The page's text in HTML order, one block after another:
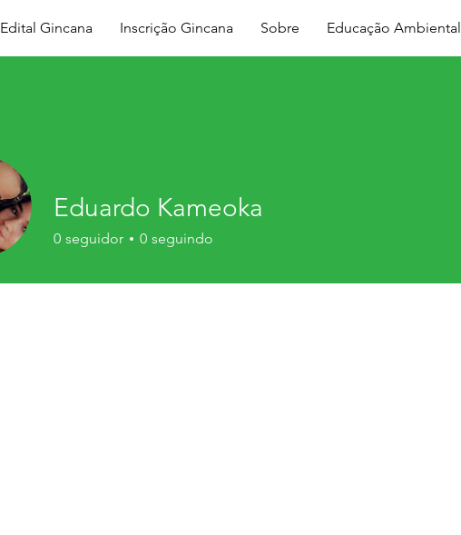
Edital Gincana Inscrição Gincana Sobre Educação Ambiental
Eduardo Kameoka
0 seguidor 0 seguindo